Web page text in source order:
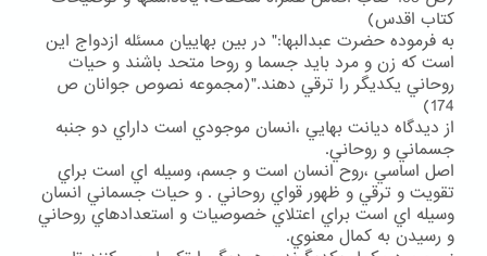
كتاب اقدس)
به فرموده حضرت عبدالبها:" در بين بهاييان مسئله ازدواج اين
است كه زن و مرد بايد جسما و روحا متحد باشند و حيات
روحاني يكديگر را ترقي دهند."(مجموعه نصوص جوانان ص
174)
از ديدگاه ديانت بهايي ،انسان موجودي است داراي دو جنبه
جسماني و روحاني.
اصل اساسي ،روح انسان است و جسم، وسيله اي است براي
تقويت و ترقي و ظهور قواي روحاني . و حيات جسماني انسان
وسيله اي است براي اعتلاي خصوصيات و استعدادهاي روحاني
و رسيدن به كمال معنوي.